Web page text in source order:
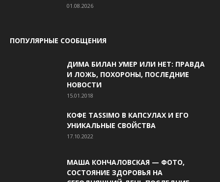
01.08.2026
ПОПУЛЯРНЫЕ СООБЩЕНИЯ
ДИМА БИЛАН УМЕР ИЛИ НЕТ: ПРАВДА
И ЛОЖЬ, ПОХОРОНЫ, ПОСЛЕДНИЕ
НОВОСТИ
15.01.2018
КОФЕ TASSIMO В КАПСУЛАХ И ЕГО
УНИКАЛЬНЫЕ СВОЙСТВА
17.10.2022
МАША КОНЧАЛОВСКАЯ — ФОТО,
СОСТОЯНИЕ ЗДОРОВЬЯ НА